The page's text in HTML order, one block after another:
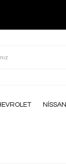
NİSSAN